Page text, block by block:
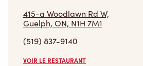
415-a Woodlawn Rd W,
Guelph, ON, N1H 7M1
(519) 837-9140
VOIR LE RESTAURANT